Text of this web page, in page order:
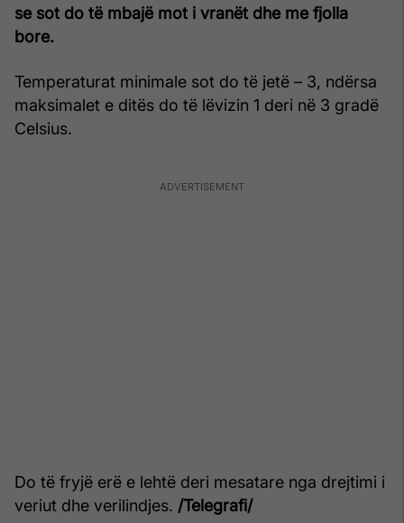
se sot do të mbajë mot i vranët dhe me fjolla
bore.
Temperaturat minimale sot do të jetë – 3, ndërsa
maksimalet e ditës do të lëvizin 1 deri në 3 gradë
Celsius.
Do të fryjë erë e lehtë deri mesatare nga drejtimi i
veriut dhe verilindjes. /Telegrafi/